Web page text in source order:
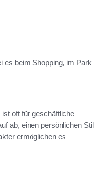
es beim Shopping, im Park
oft für geschäftliche
ab, einen persönlichen Stil
ermöglichen es